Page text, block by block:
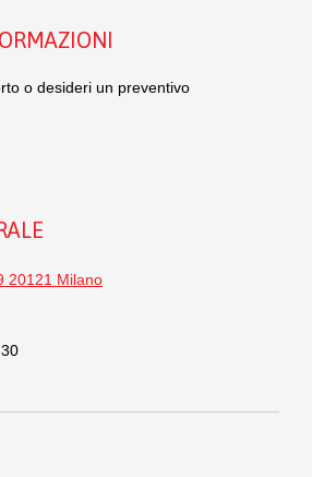
o desideri un preventivo
20121 Milano